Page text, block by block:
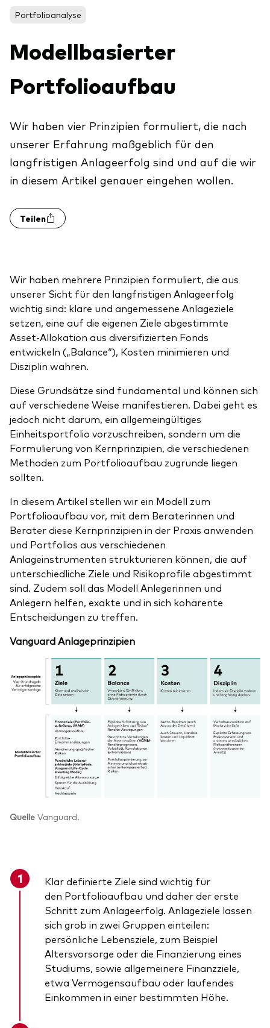
Anleihen
ETFs
Indexfonds
LifeStrategy
Modellportfolios
Multi-asset
Money market
Benchmark-Anbieter
Fondsdokumente und Richtlinien
Vanguard Produkte kaufen
Events
Index-Exposure-Analyse
Säulen
Erfolgreiche Unternehmensführung
Kundenbeziehungen
Investment Know how
Ihr Wissenshub: Studien & Analysen
Dokumente, die Vertrauen schaffen
Ressourcen
Marktvolatilität
Research
Anbieterliste
Vanguard Modellportfolios
Vanguard Beratungsstudie
Über Vanguard
Kontakt
Betrugsprävention
Portfolioanalyse
Modellbasierter
Portfolioaufbau
Wir haben vier Prinzipien formuliert, die nach
unserer Erfahrung maßgeblich für den
langfristigen Anlageerfolg sind und auf die wir
in diesem Artikel genauer eingehen wollen.
Teilen
Wir haben mehrere Prinzipien formuliert, die aus
unserer Sicht für den langfristigen Anlageerfolg
wichtig sind: klare und angemessene Anlageziele
setzen, eine auf die eigenen Ziele abgestimmte
Asset-Allokation aus diversifizierten Fonds
entwickeln („Balance“), Kosten minimieren und
Disziplin wahren.
Diese Grundsätze sind fundamental und können sich
auf verschiedene Weise manifestieren. Dabei geht es
jedoch nicht darum, ein allgemeingültiges
Einheitsportfolio vorzuschreiben, sondern um die
Formulierung von Kernprinzipien, die verschiedenen
Methoden zum Portfolioaufbau zugrunde liegen
sollten.
In diesem Artikel stellen wir ein Modell zum
Portfolioaufbau vor, mit dem Beraterinnen und
Berater diese Kernprinzipien in der Praxis anwenden
und Portfolios aus verschiedenen
Anlageinstrumenten strukturieren können, die auf
unterschiedliche Ziele und Risikoprofile abgestimmt
sind. Zudem soll das Modell Anlegerinnen und
Anlegern helfen, exakte und in sich kohärente
Entscheidungen zu treffen.
Vanguard Anlageprinzipien
Quelle Vanguard.
Klar definierte Ziele sind wichtig für
den Portfolioaufbau und daher der erste
Schritt zum Anlageerfolg. Anlageziele lassen
sich grob in zwei Gruppen einteilen:
persönliche Lebensziele, zum Beispiel
Altersvorsorge oder die Finanzierung eines
Studiums, sowie allgemeinere Finanzziele,
etwa Vermögensaufbau oder laufendes
Einkommen in einer bestimmten Höhe.